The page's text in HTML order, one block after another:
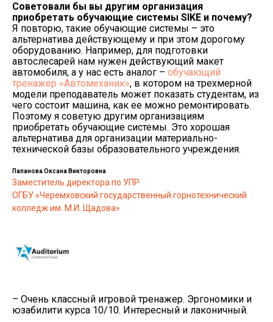
Советовали бы вы другим организация
приобретать обучающие системы SIKE и почему?
Я повторю, такие обучающие системы – это
альтернатива действующему и при этом дорогому
оборудованию. Например, для подготовки
автослесарей нам нужен действующий макет
автомобиля, а у нас есть аналог – обучающий
тренажер «Автомеханик», в котором на трехмерной
модели преподаватель может показать студентам, из
чего состоит машина, как ее можно ремонтировать.
Поэтому я советую другим организациям
приобретать обучающие системы. Это хорошая
альтернатива для организации материально-
технической базы образовательного учреждения.
Папанова Оксана Викторовна
Заместитель директора по УПР
ОГБУ «Черемховский государственный горнотехнический
колледж им. М.И. Щадова»
– Очень классный игровой тренажер. Эргономики и
юзабилити курса 10/10. Интересный и лаконичный.